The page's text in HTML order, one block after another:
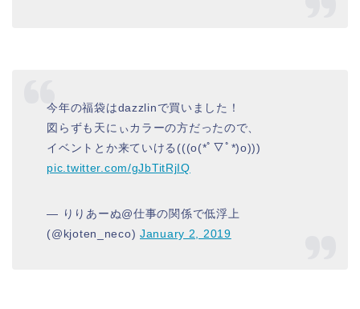
今年の福袋はdazzlinで買いました！
図らずも天にぃカラーの方だったので、
イベントとか来ていける(((o(*ﾟ▽ﾟ*)o)))
pic.twitter.com/gJbTitRjIQ
— りりあーぬ@仕事の関係で低浮上
(@kjoten_neco) January 2, 2019